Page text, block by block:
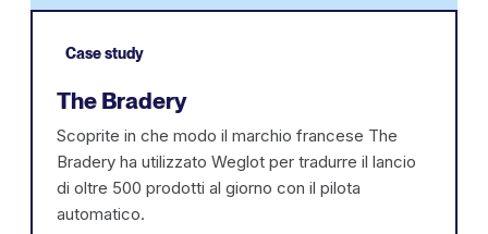
Case study
The Bradery
Scoprite in che modo il marchio francese The
Bradery ha utilizzato Weglot per tradurre il lancio
di oltre 500 prodotti al giorno con il pilota
automatico.